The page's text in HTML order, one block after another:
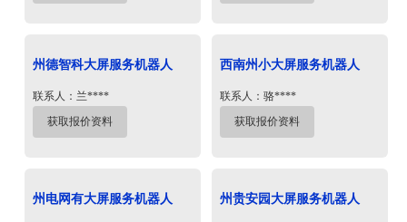
州德智科大屏服务机器人
联系人：兰****
获取报价资料
西南州小大屏服务机器人
联系人：骆****
获取报价资料
州电网有大屏服务机器人 州贵安园大屏服务机器人